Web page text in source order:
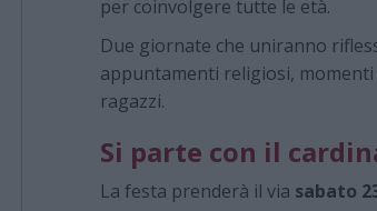
per coinvolgere tutte le età.
Due giornate che uniranno
appuntamenti religiosi,
ragazzi.
Si parte con il
La festa prenderà il via sabato